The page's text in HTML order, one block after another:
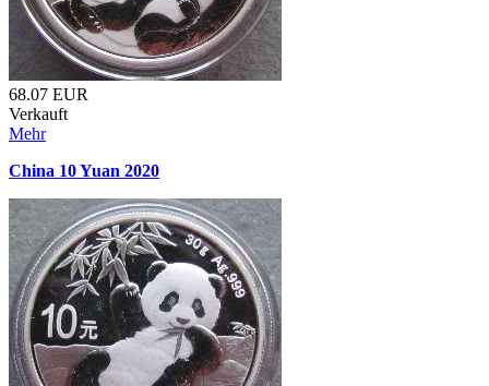
68.07 EUR
Verkauft
Mehr
China 10 Yuan 2020